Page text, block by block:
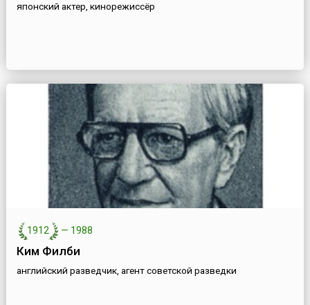
японский актер, кинорежиссёр
1912 — 1988
Ким Филби
английский разведчик, агент советской разведки